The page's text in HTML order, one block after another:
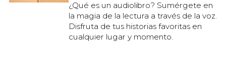
¿Qué es un audiolibro? Sumérgete en
la magia de la lectura a través de la voz.
Disfruta de tus historias favoritas en
cualquier lugar y momento.